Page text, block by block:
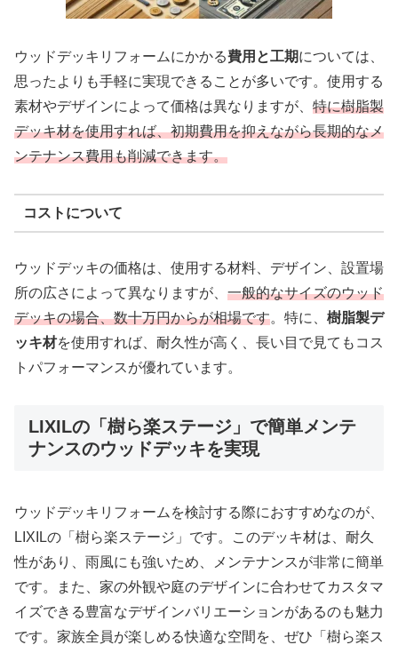
ウッドデッキリフォームにかかる費用と工期については、
思ったよりも手軽に実現できることが多いです。使用する
素材やデザインによって価格は異なりますが、 特に樹脂製
デッキ材を使用すれば、初期費用を抑えながら長期的なメ
ンテナンス費用も削減できます。
コストについて
ウッドデッキの価格は、使用する材料、デザイン、設置場
所の広さによって異なりますが、 一般的なサイズのウッド
デッキの場合、数十万円からが相場です。特に、 樹脂製デ
ッキ材を使用すれば、耐久性が高く、長い目で見てもコス
トパフォーマンスが優れています。
LIXILの「樹ら楽ステージ」で簡単メンテ
ナンスのウッドデッキを実現
ウッドデッキリフォームを検討する際におすすめなのが、
LIXILの「樹ら楽ステージ」です。このデッキ材は、耐久
性があり、雨風にも強いため、メンテナンスが非常に簡単
です。また、家の外観や庭のデザインに合わせてカスタマ
イズできる豊富なデザインバリエーションがあるのも魅力
です。家族全員が楽しめる快適な空間を、ぜひ「樹ら楽ス